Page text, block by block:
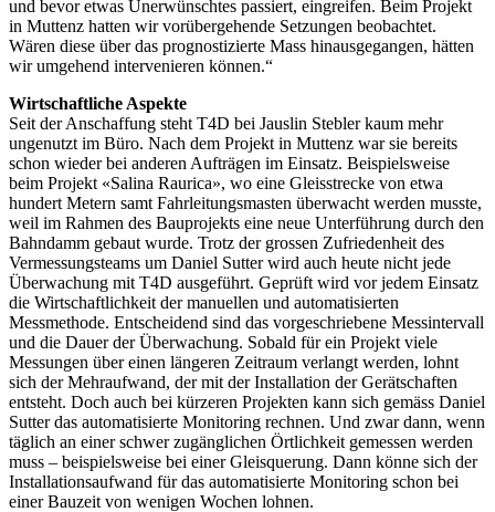
und bevor etwas Unerwünschtes passiert, eingreifen. Beim Projekt
in Muttenz hatten wir vorübergehende Setzungen beobachtet.
Wären diese über das prognostizierte Mass hinausgegangen, hätten
wir umgehend intervenieren können.“
Wirtschaftliche Aspekte
Seit der Anschaffung steht T4D bei Jauslin Stebler kaum mehr
ungenutzt im Büro. Nach dem Projekt in Muttenz war sie bereits
schon wieder bei anderen Aufträgen im Einsatz. Beispielsweise
beim Projekt «Salina Raurica», wo eine Gleisstrecke von etwa
hundert Metern samt Fahrleitungsmasten überwacht werden musste,
weil im Rahmen des Bauprojekts eine neue Unterführung durch den
Bahndamm gebaut wurde. Trotz der grossen Zufriedenheit des
Vermessungsteams um Daniel Sutter wird auch heute nicht jede
Überwachung mit T4D ausgeführt. Geprüft wird vor jedem Einsatz
die Wirtschaftlichkeit der manuellen und automatisierten
Messmethode. Entscheidend sind das vorgeschriebene Messintervall
und die Dauer der Überwachung. Sobald für ein Projekt viele
Messungen über einen längeren Zeitraum verlangt werden, lohnt
sich der Mehraufwand, der mit der Installation der Gerätschaften
entsteht. Doch auch bei kürzeren Projekten kann sich gemäss Daniel
Sutter das automatisierte Monitoring rechnen. Und zwar dann, wenn
täglich an einer schwer zugänglichen Örtlichkeit gemessen werden
muss – beispielsweise bei einer Gleisquerung. Dann könne sich der
Installationsaufwand für das automatisierte Monitoring schon bei
einer Bauzeit von wenigen Wochen lohnen.